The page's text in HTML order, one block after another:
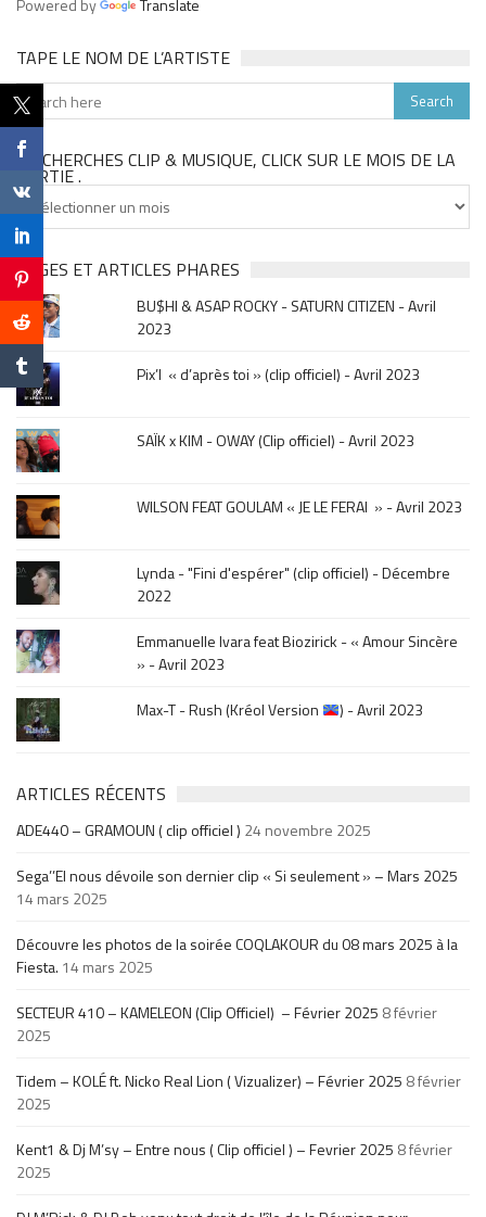
Powered by Translate
TAPE LE NOM DE L’ARTISTE
TU CHERCHES CLIP & MUSIQUE, CLICK SUR LE MOIS DE LA
SORTIE .
Tu
cherches
clip
&
musique,
click
le
mois
de
la
sortie
PAGES ET ARTICLES PHARES
BU$HI & ASAP ROCKY - SATURN CITIZEN - Avril
2023
Pix’l « d’après toi » (clip officiel) - Avril 2023
SAÏK x KIM - OWAY (Clip officiel) - Avril 2023
WILSON FEAT GOULAM « JE LE FERAI » - Avril 2023
Lynda - "Fini d'espérer" (clip officiel) - Décembre
2022
Emmanuelle Ivara feat Biozirick - « Amour Sincère
» - Avril 2023
Max-T - Rush (Kréol Version
) - Avril 2023
ARTICLES RÉCENTS
ADE440 – GRAMOUN ( clip officiel ) 24 novembre 2025
Sega’’El nous dévoile son dernier clip « Si seulement » – Mars 2025
14 mars 2025
Découvre les photos de la soirée COQLAKOUR du 08 mars 2025 à la
Fiesta. 14 mars 2025
SECTEUR 410 – KAMELEON (Clip Officiel) – Février 2025 8 février
2025
Tidem – KOLÉ ft. Nicko Real Lion ( Vizualizer) – Février 2025 8 février
2025
Kent1 & Dj M’sy – Entre nous ( Clip officiel ) – Fevrier 2025 8 février
2025